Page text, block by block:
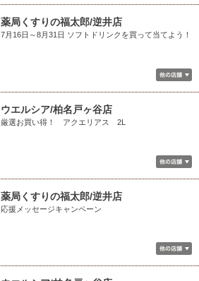
薬局くすりの福太郎/逆井店
7月16日～8月31日 ソフトドリンクを買って当てよう！
ウエルシア/柏名戸ヶ谷店
厳選お買い得！ アクエリアス 2L
薬局くすりの福太郎/逆井店
応援メッセージキャンペーン